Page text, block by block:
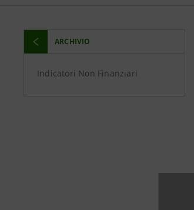
ARCHIVIO
Indicatori Non Finanziari